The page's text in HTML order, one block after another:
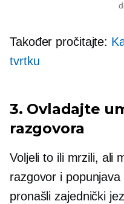
Također pročitajte:
tvrtku
3. Ovladajte
razgovora
Voljeli to ili mrzili, ali
razgovor i
pronašli zajednički